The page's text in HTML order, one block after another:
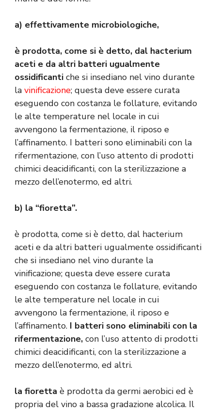
a) effettivamente microbiologiche,
è prodotta, come si è detto, dal hacterium
aceti e da altri batteri ugualmente
ossidificanti che si insediano nel vino durante
la vinificazione; questa deve essere curata
eseguendo con costanza le follature, evitando
le alte temperature nel locale in cui
avvengono la fermentazione, il riposo e
l’affinamento. I batteri sono eliminabili con la
rifermentazione, con l’uso attento di prodotti
chimici deacidificanti, con la sterilizzazione a
mezzo dell’enotermo, ed altri.
b) la “fioretta”.
è prodotta, come si è detto, dal hacterium
aceti e da altri batteri ugualmente ossidificanti
che si insediano nel vino durante la
vinificazione; questa deve essere curata
eseguendo con costanza le follature, evitando
le alte temperature nel locale in cui
avvengono la fermentazione, il riposo e
l’affinamento. I batteri sono eliminabili con la
rifermentazione, con l’uso attento di prodotti
chimici deacidificanti, con la sterilizzazione a
mezzo dell’enotermo, ed altri.
la fioretta è prodotta da germi aerobici ed è
propria del vino a bassa gradazione alcolica. Il